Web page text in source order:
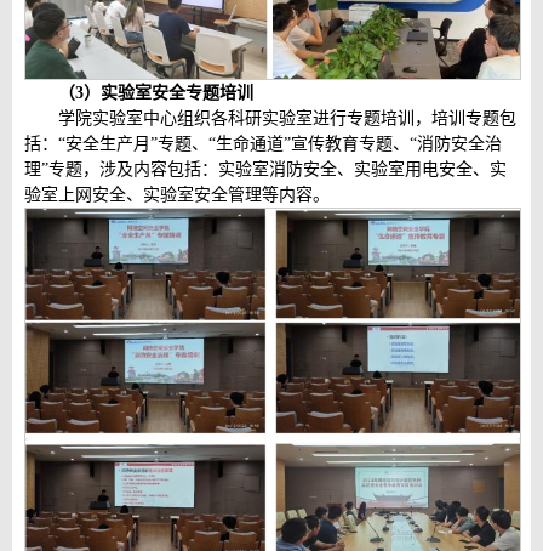
（3）实验室安全专题培训
学院实验室中心组织各科研实验室进行专题培训，培训专题包
括：“安全生产月”专题、“生命通道”宣传教育专题、“消防安全治
理”专题，涉及内容包括：实验室消防安全、实验室用电安全、实
验室上网安全、实验室安全管理等内容。